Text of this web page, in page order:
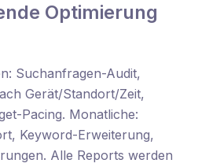
Optimierung
Suchanfragen-Audit,
Gerät/Standort/Zeit,
Pacing. Monatliche:
Keyword-Erweiterung,
Alle Reports werden